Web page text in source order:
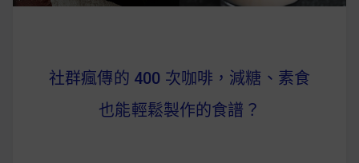
清楚！
社群瘋傳的 400 次咖啡，減糖、素食
也能輕鬆製作的食譜？